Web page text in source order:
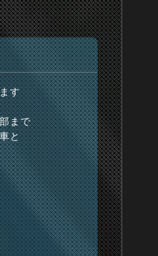
す
まで
と